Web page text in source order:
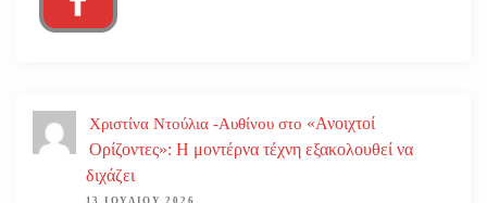
Χριστίνα Ντούλια -Αυθίνου στο «Ανοιχτοί
Ορίζοντες»: Η μοντέρνα τέχνη εξακολουθεί να
διχάζει